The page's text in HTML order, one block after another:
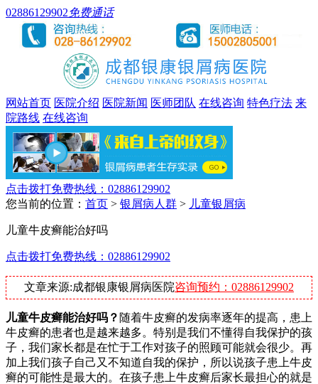
02886129902免费通话
网站首页 医院介绍 医院新闻 医师团队 在线咨询 特色疗法 来
院路线 在线咨询
点击拨打免费热线：02886129902
您当前的位置： 首页 > 银屑病人群 > 儿童银屑病
儿童牛皮癣能治好吗
点击拨打免费热线：02886129902
文章来源:成都银康银屑病医院咨询预约：02886129902
儿童牛皮癣能治好吗？ 随着牛皮癣的发病率逐年的提高，患上
牛皮癣的患者也是越来越多。特别是我们不懂得自我保护的孩
子，我们家长都是在忙于工作对孩子的照顾可能就会很少。再
加上我们孩子自己又不知道自我的保护，所以说孩子患上牛皮
癣的可能性是最大的。在孩子患上牛皮癣后家长最担心的就是